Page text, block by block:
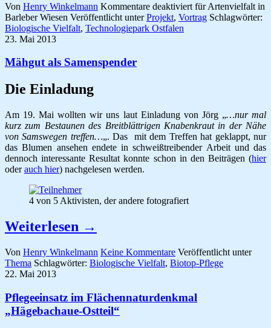
Von Henry Winkelmann Kommentare deaktiviert für Artenvielfalt in
Barleber Wiesen Veröffentlicht unter Projekt, Vortrag Schlagwörter:
Biologische Vielfalt, Technologiepark Ostfalen
23. Mai 2013
Mähgut als Samenspender
Die Einladung
Am 19. Mai wollten wir uns laut Einladung von Jörg „…nur mal
kurz zum Bestaunen des Breitblättrigen Knabenkraut in der Nähe
von Samswegen treffen…„. Das mit dem Treffen hat geklappt, nur
das Blumen ansehen endete in schweißtreibender Arbeit und das
dennoch interessante Resultat konnte schon in den Beiträgen (hier
oderauch hier) nachgelesen werden.
4 von 5 Aktivisten, der andere fotografiert
Weiterlesen →
Von Henry Winkelmann Keine Kommentare Veröffentlicht unter
Thema Schlagwörter: Biologische Vielfalt, Biotop-Pflege
22. Mai 2013
Pflegeeinsatz im Flächennaturdenkmal
„Hägebachaue-Ostteil“